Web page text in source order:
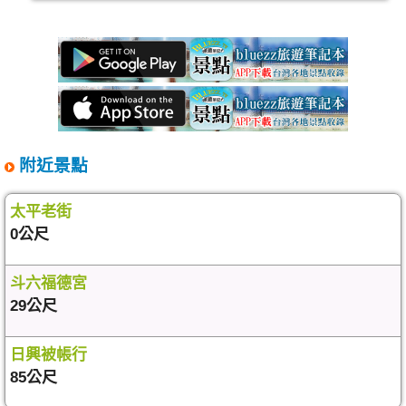
附近景點
太平老街
0公尺
斗六福德宮
29公尺
日興被帳行
85公尺